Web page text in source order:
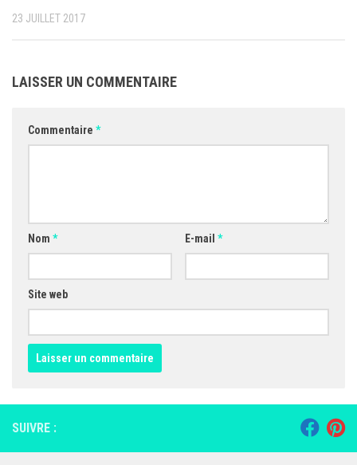
23 JUILLET 2017
LAISSER UN COMMENTAIRE
Commentaire *
Nom * E-mail *
Site web
SUIVRE :